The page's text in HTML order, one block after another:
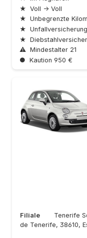
★ Voll → Voll
★ Unbegrenzte
★ Unfallversicherung
★
⚠ Mindestalter 21
● Kaution 950 €
Filiale
Tenerife
de Tenerife, 38610,